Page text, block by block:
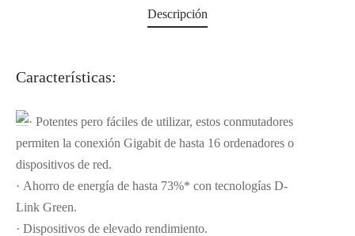
Descripción
Características:
· Potentes pero fáciles de utilizar, estos conmutadores
permiten la conexión Gigabit de hasta 16 ordenadores o
dispositivos de red.
· Ahorro de energía de hasta 73%* con tecnologías D-
Link Green.
· Dispositivos de elevado rendimiento.